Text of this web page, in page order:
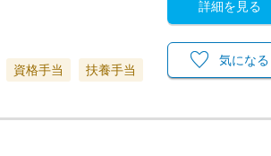
資格手当 扶養手当
詳細を見る
気になる